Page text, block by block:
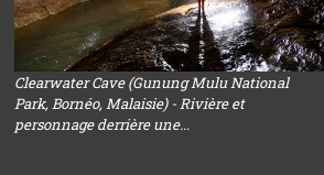
Clearwater Cave (Gunung Mulu National
Park, Bornéo, Malaisie) - Rivière et
personnage derrière une...